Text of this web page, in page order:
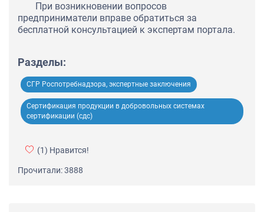
При возникновении вопросов
предприниматели вправе обратиться за
бесплатной консультацией к экспертам портала.
Разделы:
СГР Роспотребнадзора, экспертные заключения
Сертификация продукции в добровольных системах
сертификации (сдс)
(1) Нравится!
Прочитали: 3888